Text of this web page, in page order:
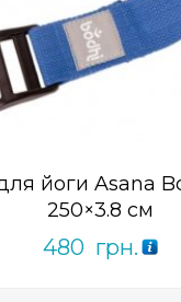
йоги Asana
250×3.8 см
480 грн.
Add to Wishlist